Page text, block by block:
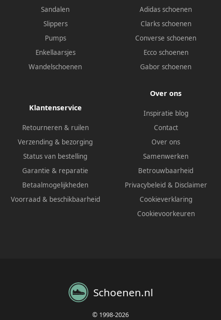
Sandalen
Slippers
Pumps
Enkellaarsjes
Wandelschoenen
Adidas schoenen
Clarks schoenen
Converse schoenen
Ecco schoenen
Gabor schoenen
Klantenservice
Retourneren & ruilen
Verzending & bezorging
Status van bestelling
Garantie & reparatie
Betaalmogelijkheden
Voorraad & beschikbaarheid
Over ons
Inspiratie blog
Contact
Over ons
Samenwerken
Betrouwbaarheid
Privacybeleid & Disclaimer
Cookieverklaring
Cookievoorkeuren
Schoenen.nl
© 1998-2026